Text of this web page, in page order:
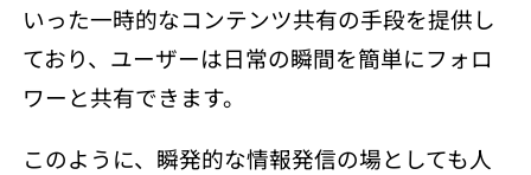
いった一時的なコンテンツ共有の手段を提供し
ており、ユーザーは日常の瞬間を簡単にフォロ
ワーと共有できます。
このように、瞬発的な情報発信の場としても人